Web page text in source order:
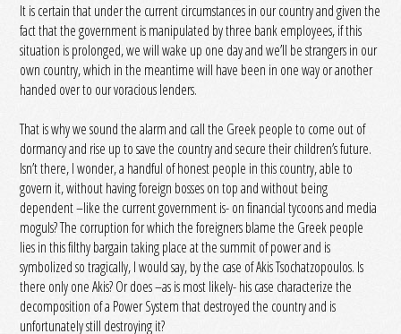
It is certain that under the current circumstances in our country and given the
fact that the government is manipulated by three bank employees, if this
situation is prolonged, we will wake up one day and we’ll be strangers in our
own country, which in the meantime will have been in one way or another
handed over to our voracious lenders.
That is why we sound the alarm and call the Greek people to come out of
dormancy and rise up to save the country and secure their children’s future.
Isn’t there, I wonder, a handful of honest people in this country, able to
govern it, without having foreign bosses on top and without being
dependent –like the current government is- on financial tycoons and media
moguls? The corruption for which the foreigners blame the Greek people
lies in this filthy bargain taking place at the summit of power and is
symbolized so tragically, I would say, by the case of Akis Tsochatzopoulos. Is
there only one Akis? Or does –as is most likely- his case characterize the
decomposition of a Power System that destroyed the country and is
unfortunately still destroying it?